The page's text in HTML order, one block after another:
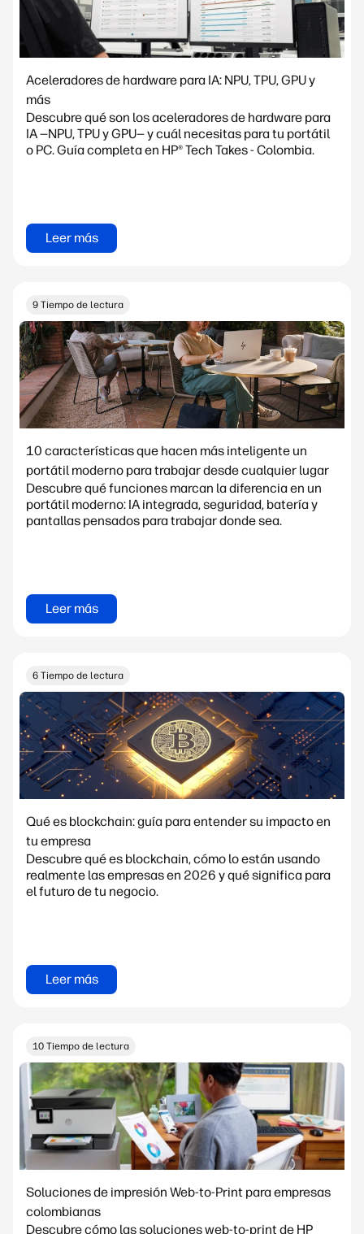
Aceleradores de hardware para IA: NPU, TPU, GPU y
más
Descubre qué son los aceleradores de hardware para
IA —NPU, TPU y GPU— y cuál necesitas para tu portátil
o PC. Guía completa en HP® Tech Takes - Colombia.
Leer más
9 Tiempo de lectura
10 características que hacen más inteligente un
portátil moderno para trabajar desde cualquier lugar
Descubre qué funciones marcan la diferencia en un
portátil moderno: IA integrada, seguridad, batería y
pantallas pensados para trabajar donde sea.
Leer más
6 Tiempo de lectura
Qué es blockchain: guía para entender su impacto en
tu empresa
Descubre qué es blockchain, cómo lo están usando
realmente las empresas en 2026 y qué significa para
el futuro de tu negocio.
Leer más
10 Tiempo de lectura
Soluciones de impresión Web-to-Print para empresas
colombianas
Descubre cómo las soluciones web-to-print de HP